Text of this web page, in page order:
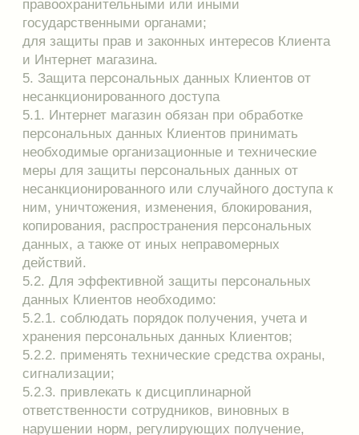
содержаться персональные данные,
относящиеся к другим субъектам персональных
данных.
6.1.5. Ограничивать право Клиента на доступ к
своим персональным данным, если:
обработка персональных данных, в том числе
персональных данных, полученных в результате
оперативно-розыскной, контрразведывательной и
разведывательной деятельности,
осуществляется в целях обороны страны,
безопасности государства и охраны
правопорядка;
осуществляется органами, осуществившими
задержание субъекта персональных данных по
подозрению в совершении преступления либо
предъявившими субъекту персональных данных
обвинение по уголовному делу, либо
применившими к субъекту персональных данных
меру пресечения до предъявления обвинения, за
исключением предусмотренных уголовно-
процессуальным законодательством Российской
Федерации случаев, если допускается
ознакомление подозреваемого или обвиняемого
с такими персональными данными;
предоставление персональных данных нарушает
конституционные права и свободы других лиц.
6.1.6. Обеспечить хранение и защиту
персональных данных Клиента от
неправомерного их использования или утраты.
6.1.7. В случае выявления недостоверных
персональных данных или неправомерных
действий с ними оператора при обращении или